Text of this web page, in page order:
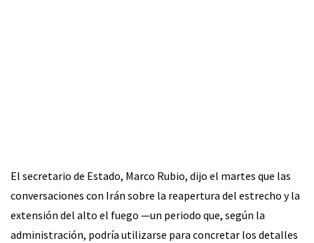
El secretario de Estado, Marco Rubio, dijo el martes que las
conversaciones con Irán sobre la reapertura del estrecho y la
extensión del alto el fuego —un periodo que, según la
administración, podría utilizarse para concretar los detalles